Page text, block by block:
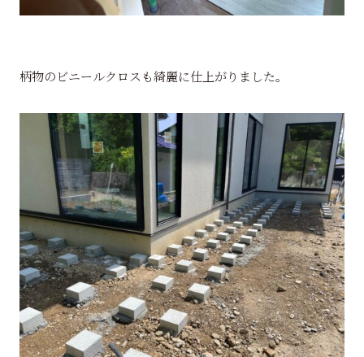
柄物のビニールクロスも綺麗に仕上がりました。